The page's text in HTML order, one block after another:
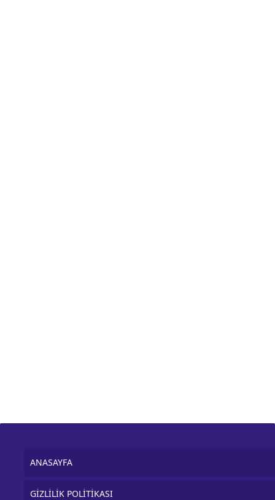
ANASAYFA
GİZLİLİK POLİTİKASI